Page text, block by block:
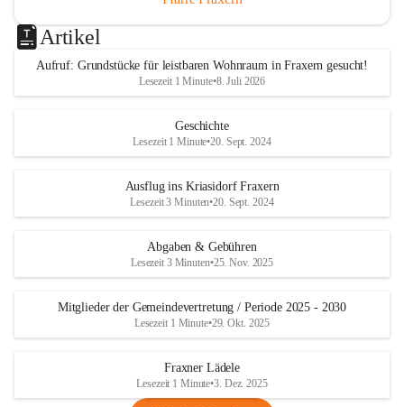
Artikel
Aufruf: Grundstücke für leistbaren Wohnraum in Fraxern gesucht!
Lesezeit 1 Minute•8. Juli 2026
Geschichte
Lesezeit 1 Minute•20. Sept. 2024
Ausflug ins Kriasidorf Fraxern
Lesezeit 3 Minuten•20. Sept. 2024
Abgaben & Gebühren
Lesezeit 3 Minuten•25. Nov. 2025
Mitglieder der Gemeindevertretung / Periode 2025 - 2030
Lesezeit 1 Minute•29. Okt. 2025
Fraxner Lädele
Lesezeit 1 Minute•3. Dez. 2025